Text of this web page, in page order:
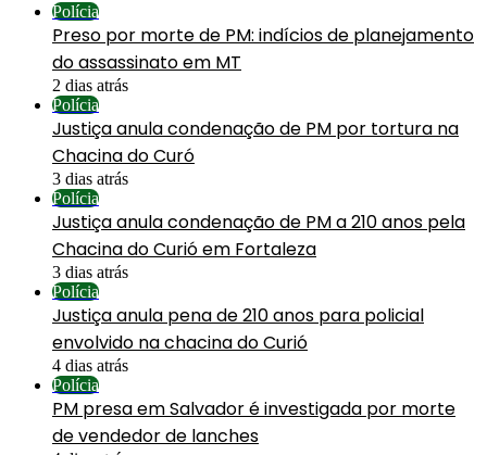
Polícia
Preso por morte de PM: indícios de planejamento
do assassinato em MT
2 dias atrás
Polícia
Justiça anula condenação de PM por tortura na
Chacina do Curó
3 dias atrás
Polícia
Justiça anula condenação de PM a 210 anos pela
Chacina do Curió em Fortaleza
3 dias atrás
Polícia
Justiça anula pena de 210 anos para policial
envolvido na chacina do Curió
4 dias atrás
Polícia
PM presa em Salvador é investigada por morte
de vendedor de lanches